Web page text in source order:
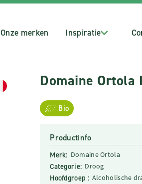
Onze merken Inspiratie
Domaine Ortola
Bio
Productinfo
Merk: Domaine Ortola
Categorie: Droog
Hoofdgroep : Alcoholische